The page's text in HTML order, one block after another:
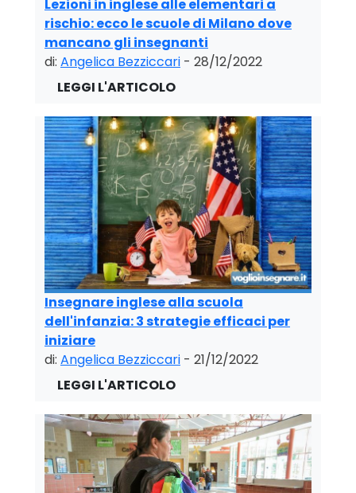
Lezioni in inglese alle elementari a
rischio: ecco le scuole di Milano dove
mancano gli insegnanti
di: Angelica Bezziccari - 28/12/2022
Insegnare inglese alla scuola
dell'infanzia: 3 strategie efficaci per
iniziare
di: Angelica Bezziccari - 21/12/2022